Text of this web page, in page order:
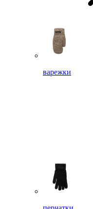
варежки